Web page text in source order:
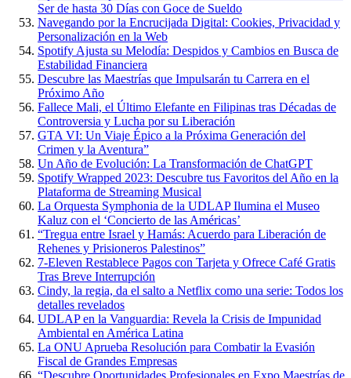
Ser de hasta 30 Días con Goce de Sueldo
Navegando por la Encrucijada Digital: Cookies, Privacidad y
Personalización en la Web
Spotify Ajusta su Melodía: Despidos y Cambios en Busca de
Estabilidad Financiera
Descubre las Maestrías que Impulsarán tu Carrera en el
Próximo Año
Fallece Mali, el Último Elefante en Filipinas tras Décadas de
Controversia y Lucha por su Liberación
GTA VI: Un Viaje Épico a la Próxima Generación del
Crimen y la Aventura”
Un Año de Evolución: La Transformación de ChatGPT
Spotify Wrapped 2023: Descubre tus Favoritos del Año en la
Plataforma de Streaming Musical
La Orquesta Symphonia de la UDLAP Ilumina el Museo
Kaluz con el ‘Concierto de las Américas’
“Tregua entre Israel y Hamás: Acuerdo para Liberación de
Rehenes y Prisioneros Palestinos”
7-Eleven Restablece Pagos con Tarjeta y Ofrece Café Gratis
Tras Breve Interrupción
Cindy, la regia, da el salto a Netflix como una serie: Todos los
detalles revelados
UDLAP en la Vanguardia: Revela la Crisis de Impunidad
Ambiental en América Latina
La ONU Aprueba Resolución para Combatir la Evasión
Fiscal de Grandes Empresas
“Descubre Oportunidades Profesionales en Expo Maestrías de